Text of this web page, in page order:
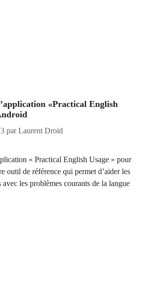
«Practical English
parLaurent Droid
« Practical English Usage » pour
outil de référence qui permet d’aider les
avec les problèmes courants de la langue